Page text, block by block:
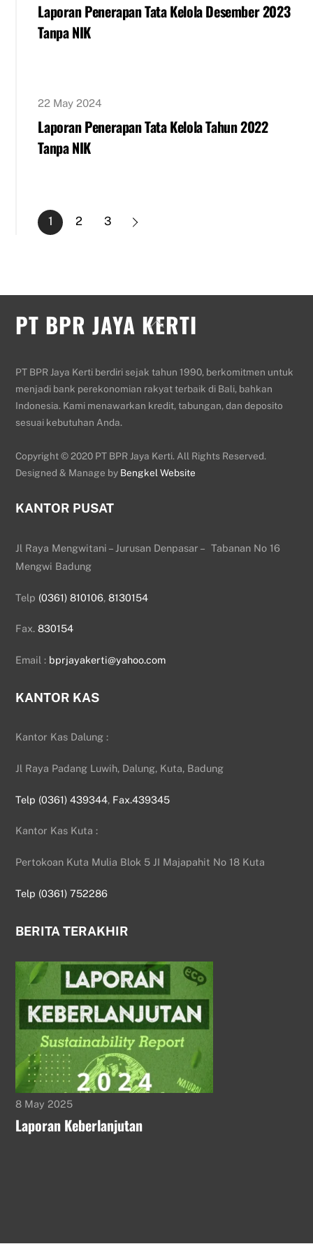
Laporan Penerapan Tata Kelola Desember 2023
Tanpa NIK
22 May 2024
Laporan Penerapan Tata Kelola Tahun 2022
Tanpa NIK
1 2 3
Back
PT BPR JAYA KERTI
PT BPR Jaya Kerti berdiri sejak tahun 1990, berkomitmen untuk
menjadi bank perekonomian rakyat terbaik di Bali, bahkan
Indonesia. Kami menawarkan kredit, tabungan, dan deposito
sesuai kebutuhan Anda.
Copyright © 2020 PT BPR Jaya Kerti. All Rights Reserved.
Designed & Manage by Bengkel Website
KANTOR PUSAT
Jl Raya Mengwitani – Jurusan Denpasar – Tabanan No 16
Mengwi Badung
Telp (0361) 810106,8130154
Fax.830154
Email : bprjayakerti@yahoo.com
KANTOR KAS
Kantor Kas Dalung :
Jl Raya Padang Luwih, Dalung, Kuta, Badung
Telp (0361) 439344, Fax.439345
Kantor Kas Kuta :
Pertokoan Kuta Mulia Blok 5 JI Majapahit No 18 Kuta
Telp (0361) 752286
BERITA TERAKHIR
8 May 2025
Laporan Keberlanjutan